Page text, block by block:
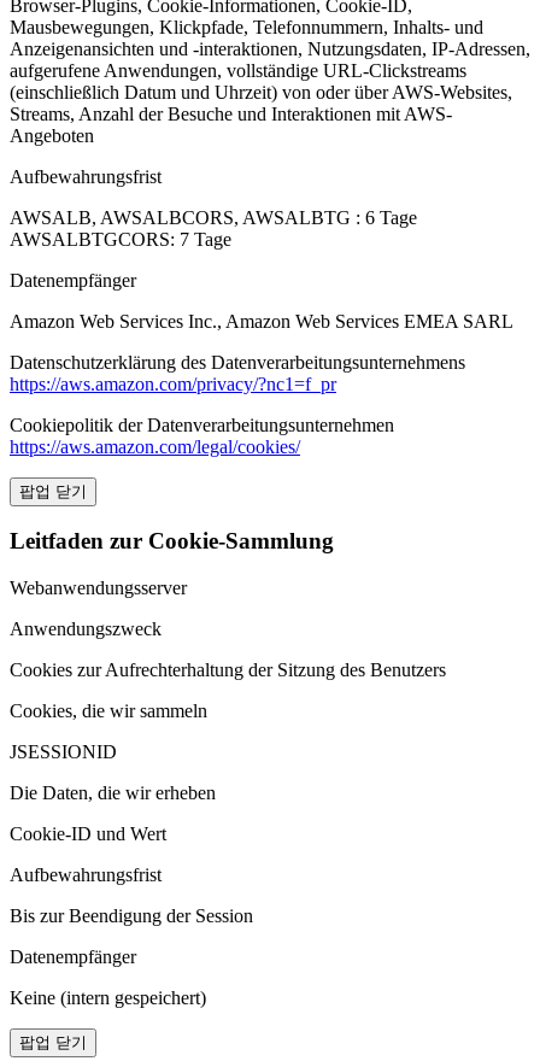
Browser-Plugins, Cookie-Informationen, Cookie-ID,
Mausbewegungen, Klickpfade, Telefonnummern, Inhalts- und
Anzeigenansichten und -interaktionen, Nutzungsdaten, IP-Adressen,
aufgerufene Anwendungen, vollständige URL-Clickstreams
(einschließlich Datum und Uhrzeit) von oder über AWS-Websites,
Streams, Anzahl der Besuche und Interaktionen mit AWS-
Angeboten
Aufbewahrungsfrist
AWSALB, AWSALBCORS, AWSALBTG : 6 Tage
AWSALBTGCORS: 7 Tage
Datenempfänger
Amazon Web Services Inc., Amazon Web Services EMEA SARL
Datenschutzerklärung des Datenverarbeitungsunternehmens
https://aws.amazon.com/privacy/?nc1=f_pr
Cookiepolitik der Datenverarbeitungsunternehmen
https://aws.amazon.com/legal/cookies/
팝업 닫기
Leitfaden zur Cookie-Sammlung
Webanwendungsserver
Anwendungszweck
Cookies zur Aufrechterhaltung der Sitzung des Benutzers
Cookies, die wir sammeln
JSESSIONID
Die Daten, die wir erheben
Cookie-ID und Wert
Aufbewahrungsfrist
Bis zur Beendigung der Session
Datenempfänger
Keine (intern gespeichert)
팝업 닫기